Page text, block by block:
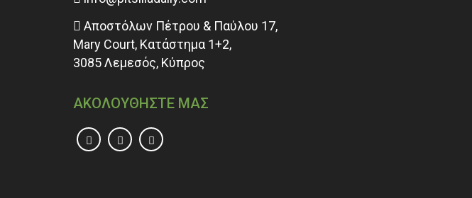
Αποστόλων Πέτρου & Παύλου 17,
Mary Court, Κατάστημα 1+2,
3085 Λεμεσός, Κύπρος
ΑΚΟΛΟΥΘΗΣΤΕ ΜΑΣ